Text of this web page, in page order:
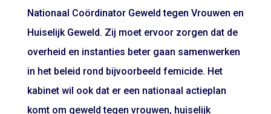
Nationaal Coördinator Geweld tegen Vrouwen en
Huiselijk Geweld. Zij moet ervoor zorgen dat de
overheid en instanties beter gaan samenwerken
in het beleid rond bijvoorbeeld femicide. Het
kabinet wil ook dat er een nationaal actieplan
komt om geweld tegen vrouwen, huiselijk